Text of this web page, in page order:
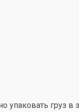
упаковать груз